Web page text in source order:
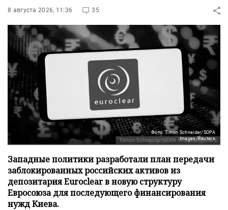
8 августа 2026, 11:36 35
Фото: Timon Schneider/SOPA
Images/Reuters
Западные политики разработали план передачи
заблокированных российских активов из
депозитария Euroclear в новую структуру
Евросоюза для последующего финансирования
нужд Киева.